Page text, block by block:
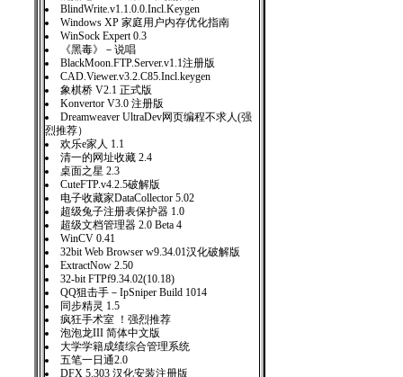
BlindWrite.v1.1.0.0.Incl.Keygen
Windows XP 家庭用户内存优化指南
WinSock Expert 0.3
《黑毒》－说唱
BlackMoon.FTP.Server.v1.1注册版
CAD.Viewer.v3.2.C85.Incl.keygen
象棋桥 V2.1 正式版
Konvertor V3.0 注册版
Dreamweaver UltraDev网页编程不求人(强
烈推荐）
欢乐e家人 1.1
清一的网址收藏 2.4
桌面之星 2.3
CuteFTP.v4.2.5破解版
电子收藏家DataCollector 5.02
超级兔子注册表保护器 1.0
超级文档管理器 2.0 Beta 4
WinCV 0.41
32bit Web Browser w9.34.01汉化破解版
ExtractNow 2.50
32-bit FTPf9.34.02(10.18)
QQ狙击手－IpSniper Build 1014
同步精灵 1.5
疯狂手术室 ！强烈推荐
泡泡龙III 简体中文版
大学学籍成绩综合管理系统
五笔一日通2.0
DFX 5.303 汉化安装注册版